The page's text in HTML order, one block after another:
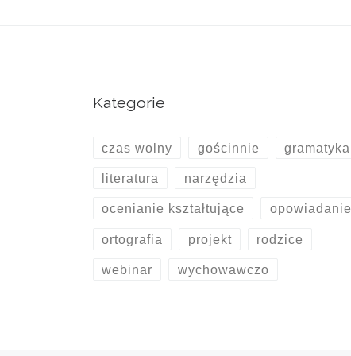
Kategorie
czas wolny gościnnie gramatyka
literatura narzędzia
ocenianie kształtujące opowiadanie
ortografia projekt rodzice
webinar wychowawczo